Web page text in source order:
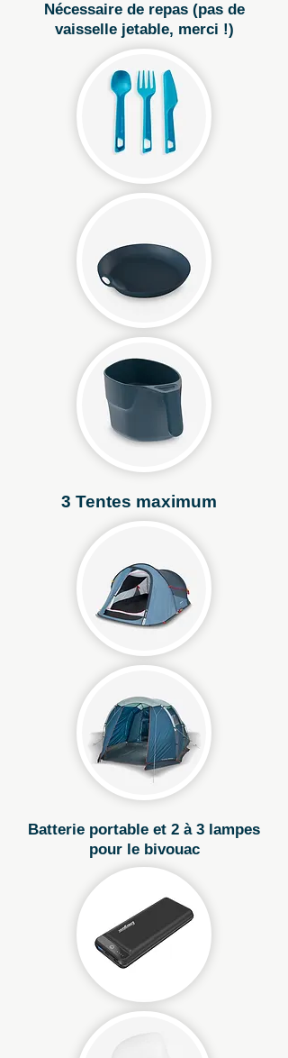
Nécessaire de repas (pas de
vaisselle jetable, merci !)
3 Tentes maximum
Batterie portable et 2 à 3 lampes
pour le bivouac